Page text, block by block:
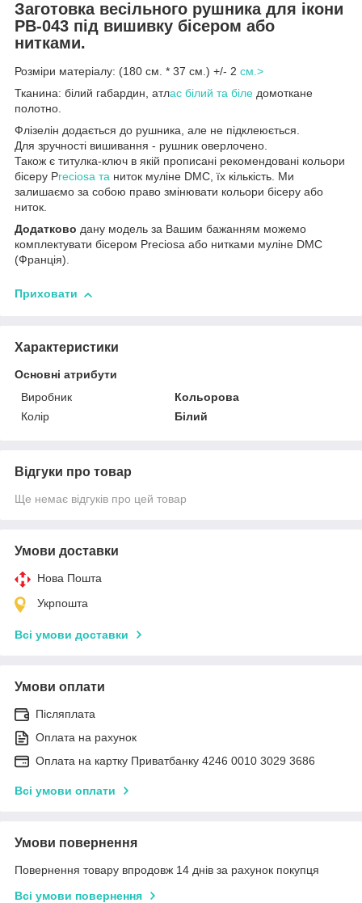
Заготовка весільного рушника для ікони
РВ-043 під вишивку бісером або
нитками.
Розміри матеріалу: (180 см. * 37 см.) +/- 2 см.>
Тканина: білий габардин, атлас білий та біле домоткане
полотно.
Флізелін додається до рушника, але не підклеюється.
Для зручності вишивання - рушник оверлочено.
Також є титулка-ключ в якій прописані рекомендовані кольори
бісеру Preciosa та ниток муліне DMC, їх кількість. Ми
залишаємо за собою право змінювати кольори бісеру або
ниток.
Додатково дану модель за Вашим бажанням можемо
комплектувати бісером Preciosa або нитками муліне DMC
(Франція).
Приховати
Характеристики
Основні атрибути
Виробник
Кольорова
Колір
Білий
Відгуки про товар
Ще немає відгуків про цей товар
Умови доставки
Нова Пошта
Укрпошта
Всі умови доставки
Умови оплати
Післяплата
Оплата на рахунок
Оплата на картку Приватбанку 4246 0010 3029 3686
Всі умови оплати
Умови повернення
Повернення товару впродовж 14 днів за рахунок покупця
Всі умови повернення